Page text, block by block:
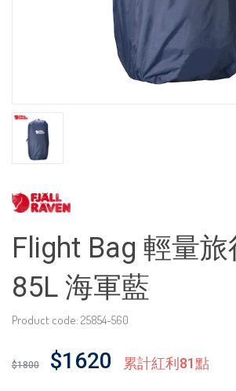
Flight Bag 輕量
85L 海軍藍
Product code: 25854-560
$1800 $1620 累計紅利81點